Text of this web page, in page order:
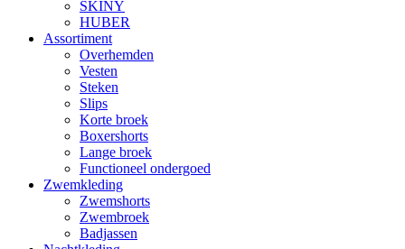
SKINY
HUBER
Assortiment
Overhemden
Vesten
Steken
Slips
Korte broek
Boxershorts
Lange broek
Functioneel ondergoed
Zwemkleding
Zwemshorts
Zwembroek
Badjassen